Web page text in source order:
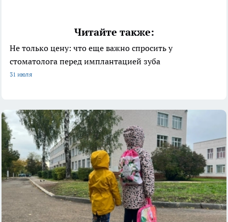
Читайте также:
Не только цену: что еще важно спросить у
стоматолога перед имплантацией зуба
31 июля